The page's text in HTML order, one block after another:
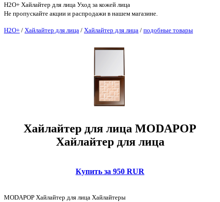
H2O+ Хайлайтер для лица Уход за кожей лица
Не пропускайте акции и распродажи в нашем магазине.
H2O+ / Хайлайтер для лица / Хайлайтер для лица / подобные товары
Хайлайтер для лица MODAPOP
Хайлайтер для лица
Купить за 950 RUR
MODAPOP Хайлайтер для лица Хайлайтеры